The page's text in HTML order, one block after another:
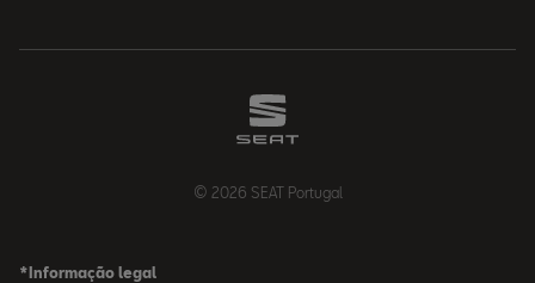
© 2026 SEAT Portugal
*Informação legal